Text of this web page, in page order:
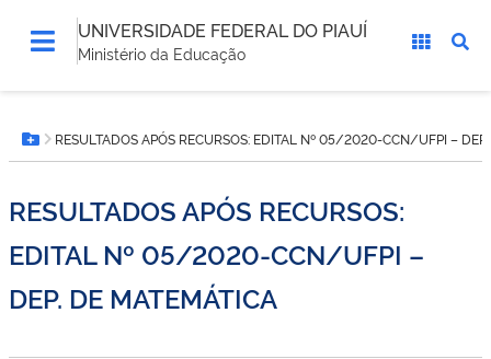
UNIVERSIDADE FEDERAL DO PIAUÍ
Ministério da Educação
está
aqui:Botão Menu
RESULTADOS APÓS RECURSOS: EDITAL Nº 05/2020-CCN/UFPI – DEP.
RESULTADOS APÓS RECURSOS:
EDITAL Nº 05/2020-CCN/UFPI –
DEP. DE MATEMÁTICA